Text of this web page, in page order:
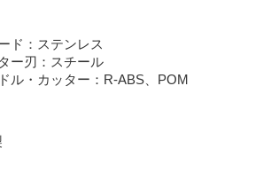
ド：ステンレス
ー刃：スチール
ル・カッター：R-ABS、POM